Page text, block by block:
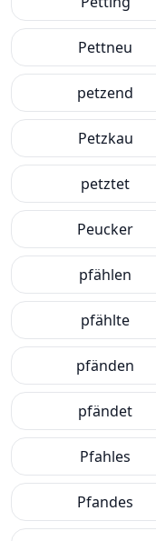
Pettneu
petzend
Petzkau
petztet
Peucker
pfählen
pfählte
pfänden
pfändet
Pfahles
Pfandes